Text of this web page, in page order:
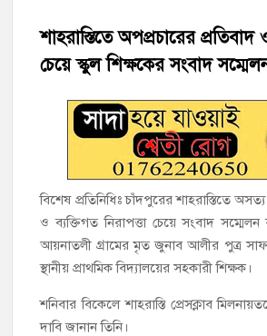
হাজীগঞ্জ পৌরসভার মেয়র প্রার্থী অ্যাড. টিটু
হাজীগঞ্জে শিক্ষার্থীদের লেখাপড়ার মানোন্নয়নে ও
হাজীগঞ্জে অস্বাস্থ্যকর পরিবেশে খাবার প্রস্তুত: ২
টাকা জরিমানা
হাজীগঞ্জে ৬ বছরের শিশুকে ধর্ষণের অভিযোগে
হাজীগঞ্জের রাজারগাঁও উবিতে জুলাই
শাহরাস্তিতে অপপ্রচারের প্রতিবাদ
চেয়ে স্কুল শিক্ষকের সংবাদ
বিশেষ প্রতিনিধিঃ চাঁদপুরের শাহরাস্তিতে
ও ব্যক্তিগত নিরাপত্তা চেয়ে সংবাদ
আয়নাতলী গ্রামের মৃত জুনাব আলীর পুত্র
স্থানীয় প্রাথমিক বিদ্যালয়ের সহকারী শিক্ষক।
শনিবার বিকেলে শাহরাস্তি প্রেসক্লাব
দাবি জানান তিনি।